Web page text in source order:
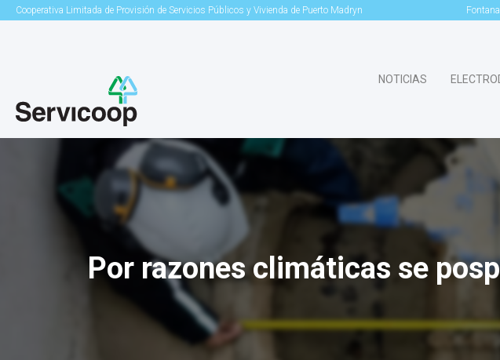
Cooperativa Limitada de Provisión de Servicios Públicos y Vivienda de Puerto Madryn
NOTICIAS
Por razones climáticas se